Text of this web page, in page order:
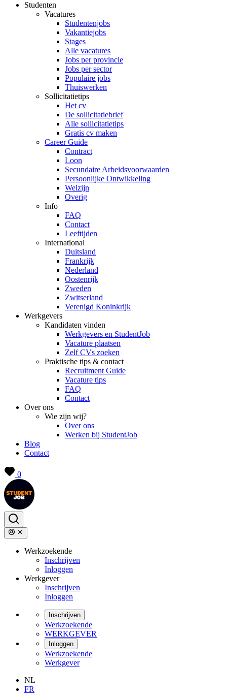
Studenten
Vacatures
Studentenjobs
Vakantiejobs
Stages
Alle vacatures
Jobs per provincie
Jobs per sector
Populaire jobs
Thuiswerken
Sollicitatietips
Het cv
De sollicitatiebrief
Alle sollicitatietips
Gratis cv maken
Career Guide
Contract
Loon
Secundaire Arbeidsvoorwaarden
Persoonlijke Ontwikkeling
Welzijn
Overig
Info
FAQ
Contact
Leeftijden
International
Duitsland
Frankrijk
Nederland
Oostenrijk
Zweden
Zwitserland
Verenigd Koninkrijk
Werkgevers
Kandidaten vinden
Werkgevers en StudentJob
Vacature plaatsen
Zelf CVs zoeken
Praktische tips & contact
Recruitment Guide
Vacature tips
FAQ
Contact
Over ons
Wie zijn wij?
Over ons
Werken bij StudentJob
Blog
Contact
0
Werkzoekende
Inschrijven
Inloggen
Werkgever
Inschrijven
Inloggen
Inschrijven
Werkzoekende
WERKGEVER
Inloggen
Werkzoekende
Werkgever
NL
FR